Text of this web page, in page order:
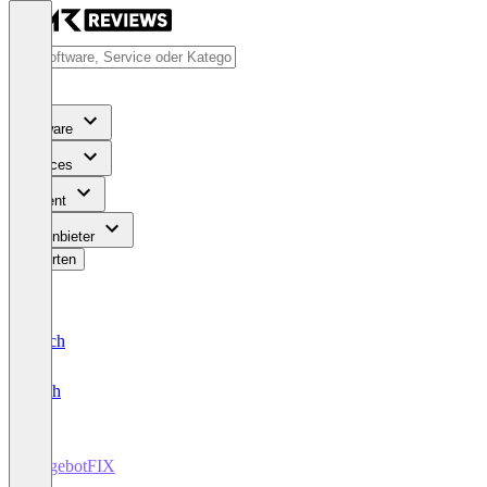
Software
Services
Content
Für Anbieter
Bewerten
Deutsch
English
AngebotFIX